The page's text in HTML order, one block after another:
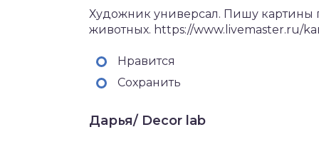
Художник универсал. Пишу
животных. https://www.livemaster.ru/
Нравится
Сохранить
Дарья/ Decor lab